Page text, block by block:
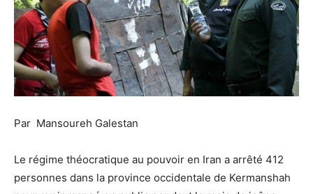
Par Mansoureh Galestan
Le régime théocratique au pouvoir en Iran a arrêté 412
personnes dans la province occidentale de Kermanshah